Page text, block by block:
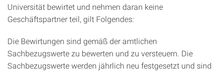
Universität bewirtet und nehmen daran keine
Geschäftspartner teil, gilt Folgendes:
Die Bewirtungen sind gemäß der amtlichen
Sachbezugswerte zu bewerten und zu versteuern. Die
Sachbezugswerte werden jährlich neu festgesetzt und sind